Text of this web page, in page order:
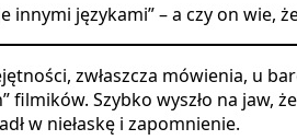
językami” – a czy on wie,
zwłaszcza mówienia, u
Szybko wyszło na jaw,
w niełaskę i zapomnienie.